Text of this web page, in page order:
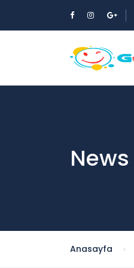
News
Anasayfa